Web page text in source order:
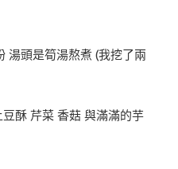
湯頭是筍湯熬煮 (我挖了兩
酥 芹菜 香菇 與滿滿的芋